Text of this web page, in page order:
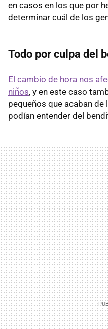
en casos en los que por
determinar cuál de los
Todo por culpa del
El cambio de hora nos
niños, y en este caso
pequeños que acaban de
podían entender del